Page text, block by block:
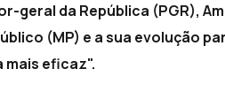
geral da República (PGR),
(MP) e a sua evolução
mais eficaz".